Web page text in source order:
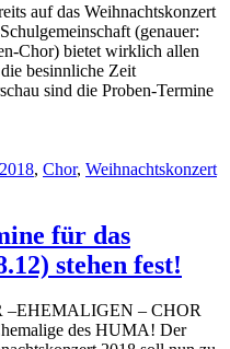
auf das Weihnachtskonzert
(genauer:
Chor) bietet wirklich allen
besinnliche Zeit
sind die Proben-Termine
2018, Chor, Weihnachtskonzert
für das
stehen fest!
–EHEMALIGEN – CHOR
des HUMA! Der